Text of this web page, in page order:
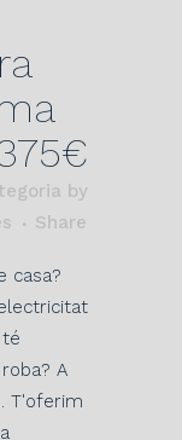
by
Share
casa?
A
T'oferim